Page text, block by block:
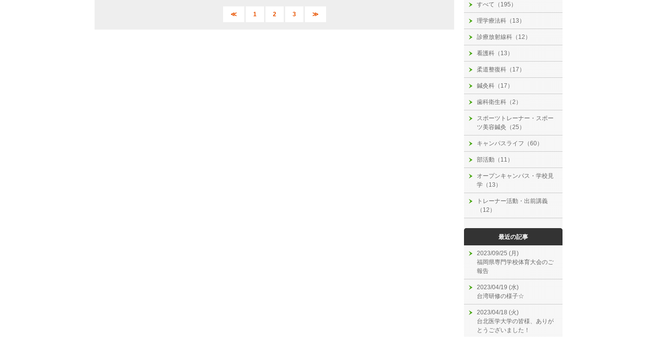
≪ 1 2 3 ≫
すべて（195）
理学療法科（13）
診療放射線科（12）
看護科（13）
柔道整復科（17）
鍼灸科（17）
歯科衛生科（2）
スポーツトレーナー・スポー
ツ美容鍼灸（25）
キャンパスライフ（60）
部活動（11）
オープンキャンパス・学校見
学（13）
トレーナー活動・出前講義
（12）
最近の記事
2023/09/25 (月)
福岡県専門学校体育大会のご
報告
2023/04/19 (水)
台湾研修の様子☆
2023/04/18 (火)
台北医学大学の皆様、ありが
とうございました！